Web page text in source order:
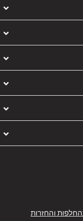
החלפות והחזרות